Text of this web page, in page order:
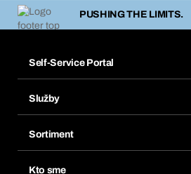
PUSHING THE LIMITS.
Self-Service Portal
Obľúbené
Opakované objednávky
Služby
Chemická databáza
Sortiment
Kto sme